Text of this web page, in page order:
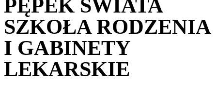
PĘPEK ŚWIATA
SZKOŁA RODZENIA
I GABINETY
LEKARSKIE